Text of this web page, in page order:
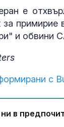
е
за
и обвини
с
в